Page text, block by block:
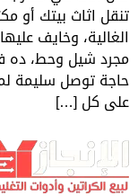
أو مكتبك؟ أكيد
عليها من أي خدش
فن وعلم بيحتاج
لمكانها الجديد.